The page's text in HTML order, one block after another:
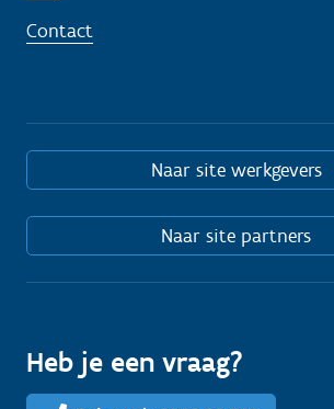
Contact
Naar site werkgevers
Naar site partners
Heb je een vraag?